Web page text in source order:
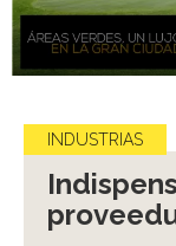
INDUSTRIAS